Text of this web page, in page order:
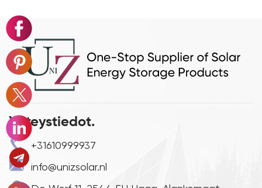
Yhteystiedot.
+31610999937
info@unizsolar.nl